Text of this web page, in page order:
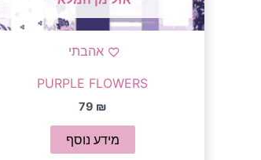
אהבתי
PURPLE FLOWERS
79 ₪
מידע נוסף